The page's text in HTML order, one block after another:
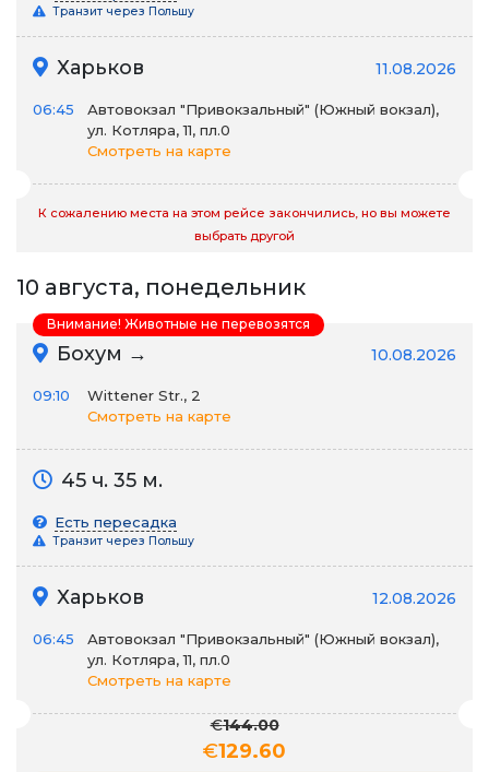
Транзит через Польшу
Харьков 11.08.2026
06:45
Автовокзал "Привокзальный" (Южный вокзал),
ул. Котляра, 11, пл.0
Смотреть на карте
К сожалению места на этом рейсе закончились, но вы можете
выбрать другой
10 августа, понедельник
Бохум → 10.08.2026
09:10
Wittener Str., 2
Смотреть на карте
45 ч. 35 м.
Есть пересадка
Транзит через Польшу
Харьков 12.08.2026
06:45
Автовокзал "Привокзальный" (Южный вокзал),
ул. Котляра, 11, пл.0
Смотреть на карте
€144.00
€129.60
Внимание! Животные не перевозятся